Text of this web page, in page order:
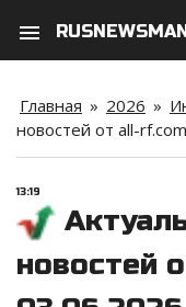
menu RUSNEWSMAN
Главная » 2026 »
новостей от all-
13:19
новостей